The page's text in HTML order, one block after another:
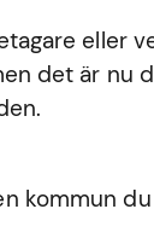
eller
det är nu
kommun